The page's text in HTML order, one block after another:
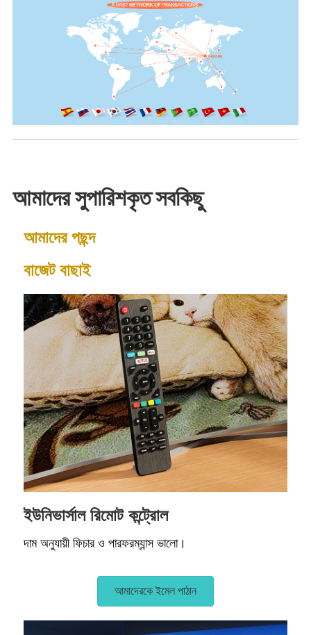
আমাদের সুপারিশকৃত সবকিছু
আমাদের পছন্দ
বাজেট বাছাই
ইউনিভার্সাল রিমোট কন্ট্রোল
দাম অনুযায়ী ফিচার ও পারফরম্যান্স ভালো।
আমাদেরকে ইমেল পাঠান